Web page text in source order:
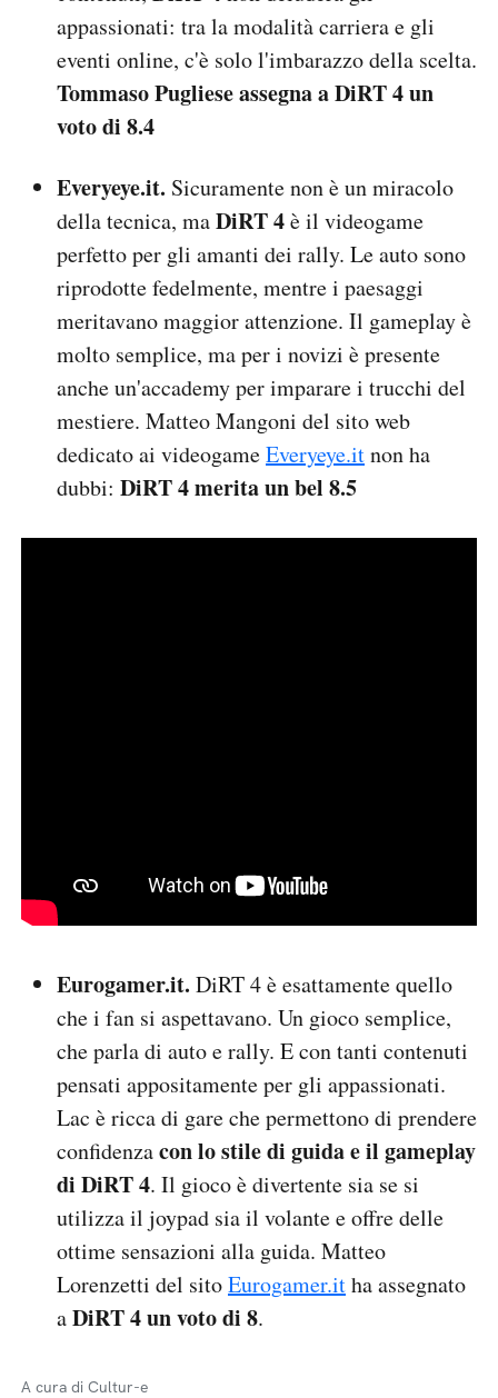
appassionati: tra la modalità carriera e gli
eventi online, c'è solo l'imbarazzo della scelta.
Tommaso Pugliese assegna a DiRT 4 un
voto di 8.4
Everyeye.it. Sicuramente non è un miracolo
della tecnica, maDiRT 4è il videogame
perfetto per gli amanti dei rally. Le auto sono
riprodotte fedelmente, mentre i paesaggi
meritavano maggior attenzione. Il gameplay è
molto semplice, ma per i novizi è presente
anche un'accademy per imparare i trucchi del
mestiere. Matteo Mangoni del sito web
dedicato ai videogameEveryeye.itnon ha
dubbi: DiRT 4 merita un bel 8.5
Eurogamer.it. DiRT 4 è esattamente quello
che i fan si aspettavano. Un gioco semplice,
che parla di auto e rally. E con tanti contenuti
pensati appositamente per gli appassionati.
Lac è ricca di gare che permettono di prendere
confidenzacon lo stile di guida e il gameplay
di DiRT 4. Il gioco è divertente sia se si
utilizza il joypad sia il volante e offre delle
ottime sensazioni alla guida. Matteo
Lorenzetti del sitoEurogamer.itha assegnato
aDiRT 4 un voto di 8.
A cura di Cultur-e